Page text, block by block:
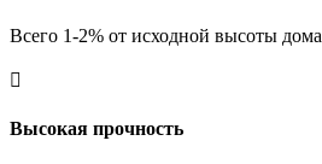
Всего 1-2% от исходной высоты дома

Высокая прочность